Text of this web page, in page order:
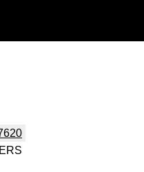
Newsletter